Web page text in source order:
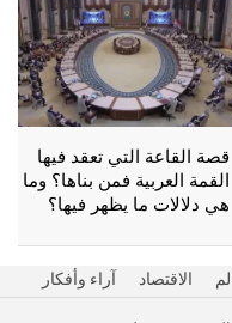
قصة القاعة التي تعقد فيها
القمة العربية فمن بناها؟ وما
هي دلالات ما يظهر فيها؟
الاقتصاد آراء وأفكار